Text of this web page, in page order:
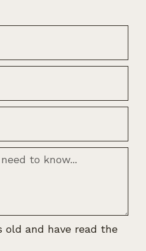
old and have read the